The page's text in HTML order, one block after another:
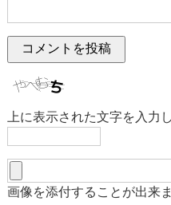
上に表示された文字を入力
画像を添付することが出来